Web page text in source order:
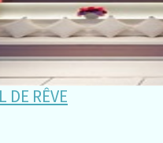
DE RÊVE